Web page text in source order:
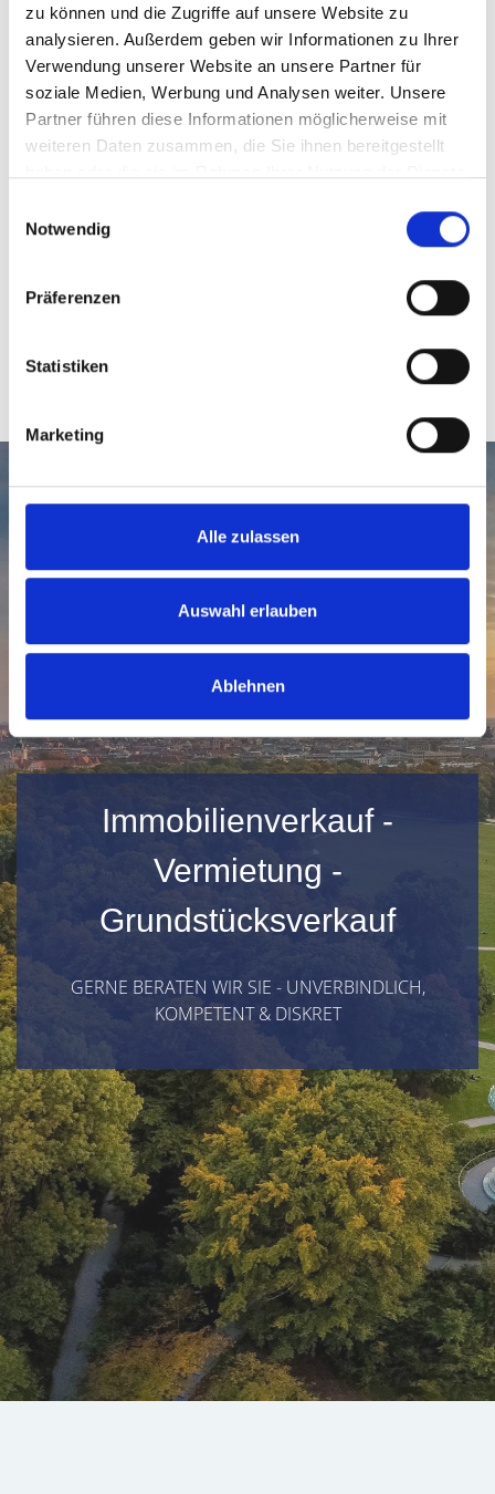
zu können und die Zugriffe auf unsere Website zu
analysieren. Außerdem geben wir Informationen zu Ihrer
Verwendung unserer Website an unsere Partner für
soziale Medien, Werbung und Analysen weiter. Unsere
Partner führen diese Informationen möglicherweise mit
weiteren Daten zusammen, die Sie ihnen bereitgestellt
Notwendig
Präferenzen
Statistiken
Marketing
Alle zulassen
Auswahl erlauben
Ablehnen
Wir rufen Sie zurück!
Sie haben weitere Fragen? Das Team von Hegerich
Immobilien möchte für Sie stets erreichbar sein.
Darum bieten wir Ihnen unseren Call-Back-Service an:
Wir rufen Sie gerne zu Ihrem Wunschtermin zurück!
Immobilienverkauf -
Vermietung -
Grundstücksverkauf
GERNE BERATEN WIR SIE - UNVERBINDLICH,
KOMPETENT & DISKRET